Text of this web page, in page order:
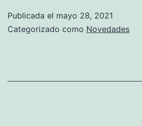
Publicada el mayo 28, 2021
Categorizado como Novedades